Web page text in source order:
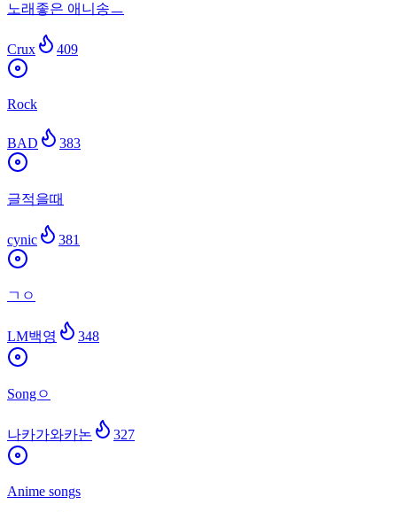
노래좋은 애니송ㅡ
Crux 409
Rock
BAD 383
글적을때
cynic 381
ㄱㅇ
LM백영 348
Songㅇ
나카가와카논 327
Anime songs